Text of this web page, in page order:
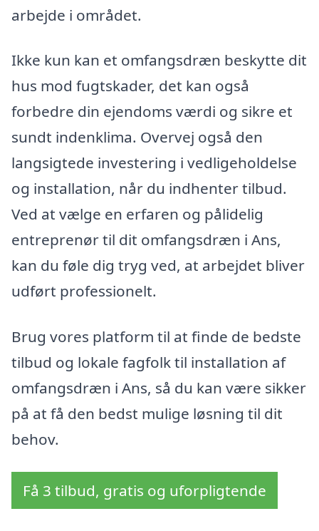
arbejde i området.
Ikke kun kan et omfangsdræn beskytte dit
hus mod fugtskader, det kan også
forbedre din ejendoms værdi og sikre et
sundt indenklima. Overvej også den
langsigtede investering i vedligeholdelse
og installation, når du indhenter tilbud.
Ved at vælge en erfaren og pålidelig
entreprenør til dit omfangsdræn i Ans,
kan du føle dig tryg ved, at arbejdet bliver
udført professionelt.
Brug vores platform til at finde de bedste
tilbud og lokale fagfolk til installation af
omfangsdræn i Ans, så du kan være sikker
på at få den bedst mulige løsning til dit
behov.
Få 3 tilbud, gratis og uforpligtende